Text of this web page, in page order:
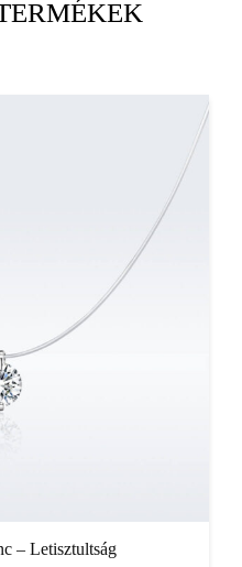
– Letisztultság